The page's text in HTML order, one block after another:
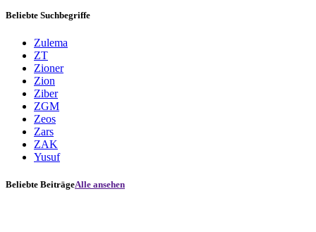
Beliebte Suchbegriffe
Zulema
ZT
Zioner
Zion
Ziber
ZGM
Zeos
Zars
ZAK
Yusuf
Beliebte BeiträgeAlle ansehen